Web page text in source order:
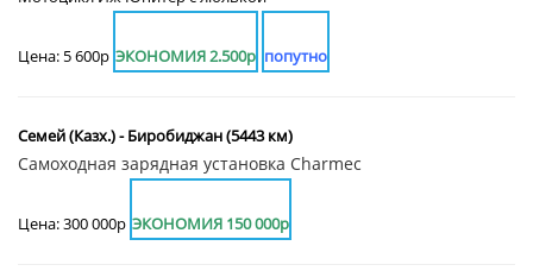
Цена: 5 600р ЭКОНОМИЯ 2.500р попутно
Семей (Казх.) - Биробиджан (5443 км)
Самоходная зарядная установка Charmec
Цена: 300 000р ЭКОНОМИЯ 150 000р